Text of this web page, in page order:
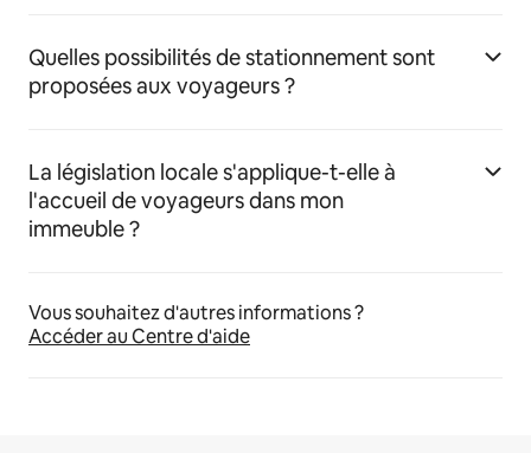
Quelles possibilités de stationnement sont
proposées aux voyageurs ?
La législation locale s'applique-t-elle à
l'accueil de voyageurs dans mon
immeuble ?
Vous souhaitez d'autres informations ?
Accéder au Centre d'aide